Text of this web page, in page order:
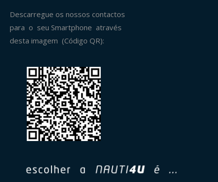
Descarregue os nossos contactos
para o seu Smartphone através
desta imagem (Código QR):